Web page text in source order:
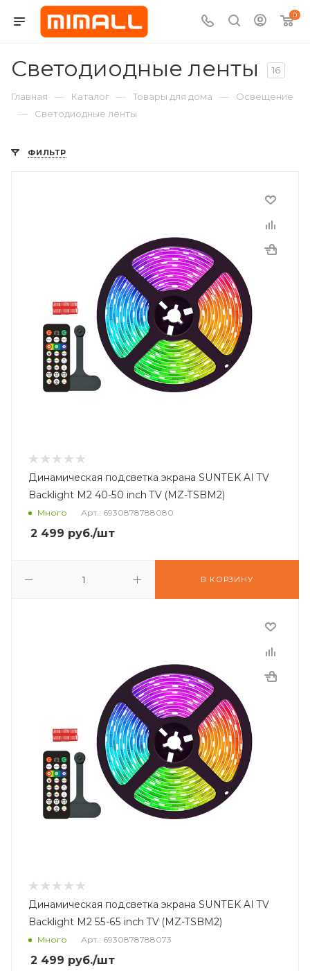
0
Светодиодные ленты 16
Главная — Каталог — Товары для дома — Освещение
— Светодиодные ленты
ФИЛЬТР
Динамическая подсветка экрана SUNTEK AI TV
Backlight M2 40-50 inch TV (MZ-TSBM2)
Много Арт.: 6930878788080
2 499 руб./шт
В КОРЗИНУ
Динамическая подсветка экрана SUNTEK AI TV
Backlight M2 55-65 inch TV (MZ-TSBM2)
Много Арт.: 6930878788073
2 499 руб./шт